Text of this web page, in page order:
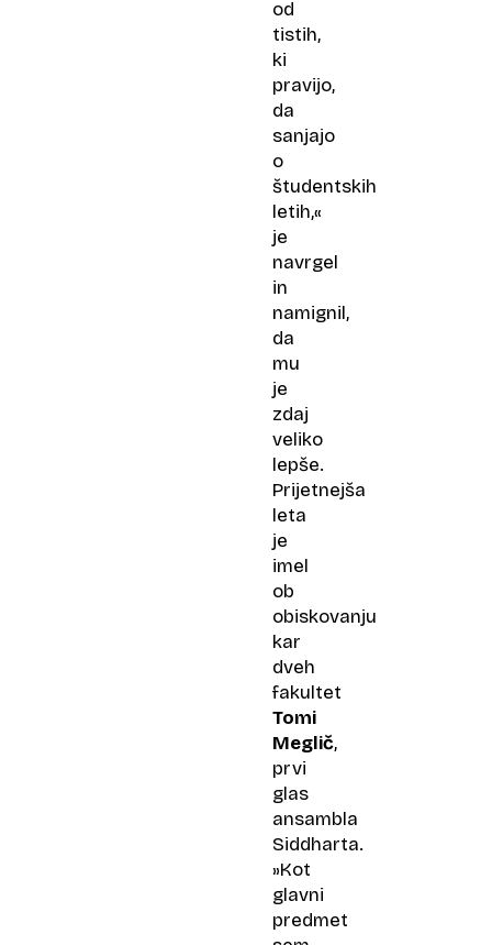
od
tistih,
ki
pravijo,
da
sanjajo
o
študentskih
letih,«
je
navrgel
in
namignil,
da
mu
je
zdaj
veliko
lepše.
Prijetnejša
leta
je
imel
ob
obiskovanju
kar
dveh
fakultet
Tomi
Meglič,
prvi
glas
ansambla
Siddharta.
»Kot
glavni
predmet